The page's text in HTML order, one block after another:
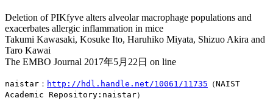
Deletion of PIKfyve alters alveolar macrophage populations and
exacerbates allergic inflammation in mice
Takumi Kawasaki, Kosuke Ito, Haruhiko Miyata, Shizuo Akira and
Taro Kawai
The EMBO Journal 2017年5月22日 on line
naistar： http://hdl.handle.net/10061/11735 （NAIST
Academic Repository:naistar）